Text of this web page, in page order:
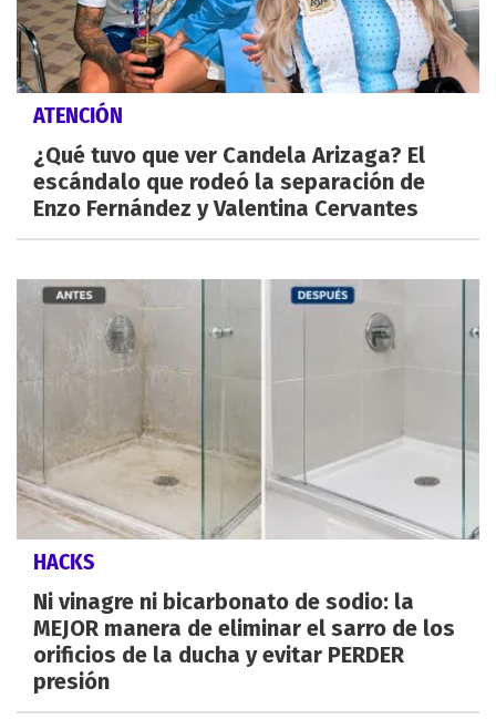
ATENCIÓN
¿Qué tuvo que ver Candela Arizaga? El
escándalo que rodeó la separación de
Enzo Fernández y Valentina Cervantes
HACKS
Ni vinagre ni bicarbonato de sodio: la
MEJOR manera de eliminar el sarro de los
orificios de la ducha y evitar PERDER
presión